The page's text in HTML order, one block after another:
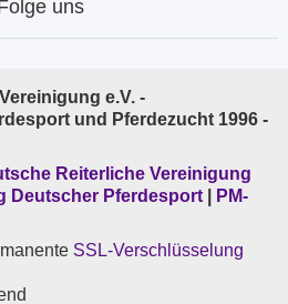
uns
e.V. -
und Pferdezucht 1996 -
Reiterliche Vereinigung
Deutscher Pferdesport
PM-
SSL-Verschlüsselung